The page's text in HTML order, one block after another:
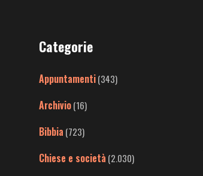
Categorie
Appuntamenti(343)
Archivio(16)
Bibbia (723)
Chiese e società (2.030)